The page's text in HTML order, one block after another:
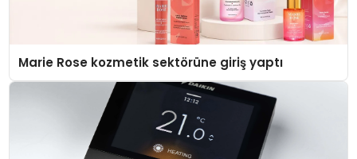
Marie Rose kozmetik sektörüne giriş yaptı